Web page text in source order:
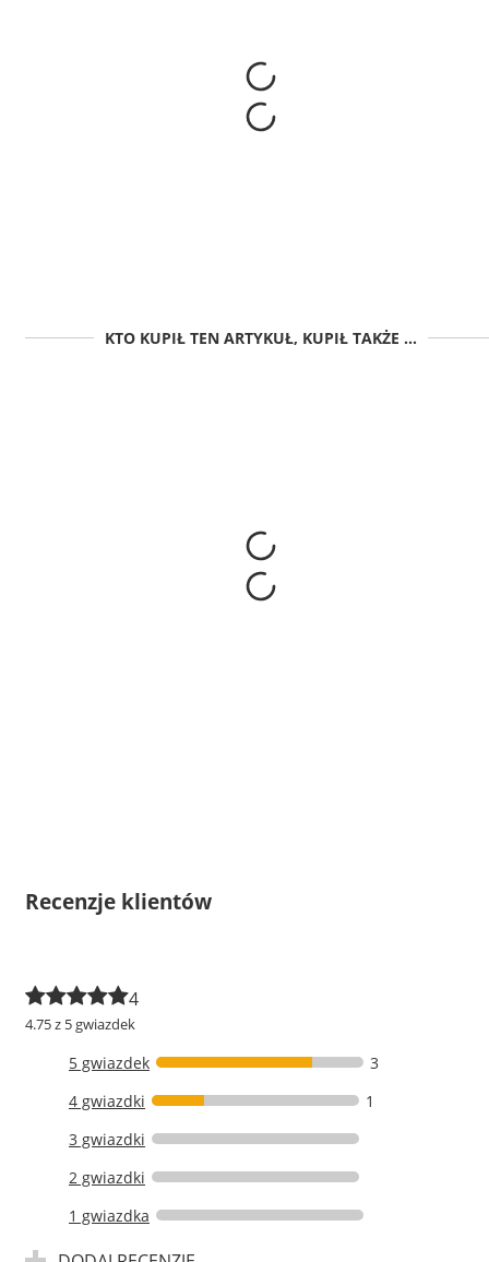
KTO KUPIŁ TEN ARTYKUŁ, KUPIŁ TAKŻE ...
Recenzje klientów
4
4.75 z 5 gwiazdek
5 gwiazdek
3
4 gwiazdki
1
3 gwiazdki
2 gwiazdki
1 gwiazdka